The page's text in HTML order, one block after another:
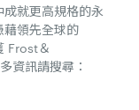
就更高規格的永
領先全球的
Frost＆
資訊請搜尋：